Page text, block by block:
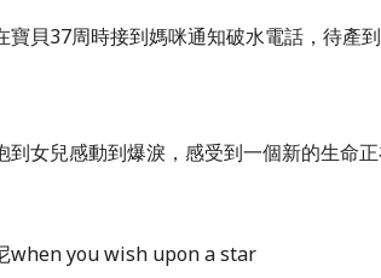
寶貝37周時接到媽咪通知破水電話，待產
到女兒感動到爆淚，感受到一個新的生命
when you wish upon a star